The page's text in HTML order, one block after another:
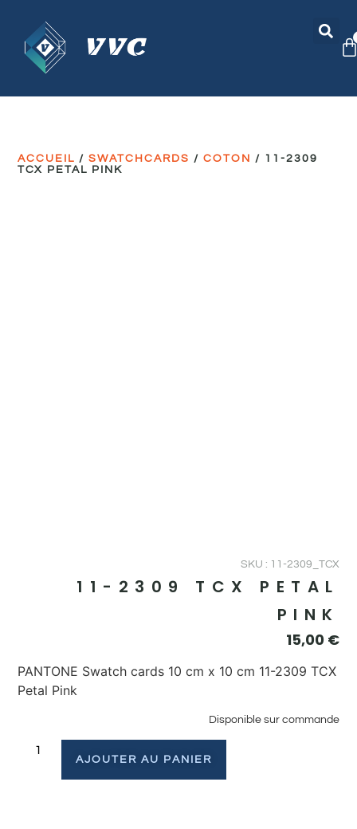
ACCUEIL /SWATCHCARDS /COTON / 11-2309
TCX PETAL PINK
SKU : 11-2309_TCX
11-2309 TCX PETAL
PINK
15,00 €
PANTONE Swatch cards 10 cm x 10 cm 11-2309 TCX
Petal Pink
Disponible sur commande
AJOUTER AU PANIER